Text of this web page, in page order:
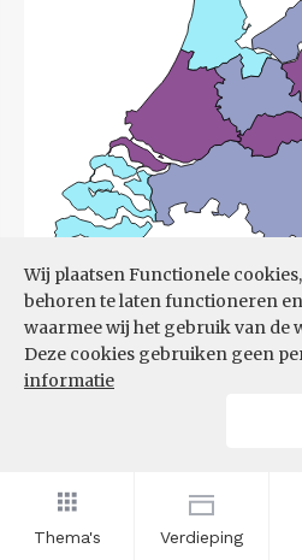
Thema's Verdieping
Wij plaatsen Functionele
behoren te laten functioneren
waarmee wij het gebruik van de
Deze cookies gebruiken geen
informatie
ONTWIKKELING
VACATURES NAAR
VORIG KWARTAAL (%)